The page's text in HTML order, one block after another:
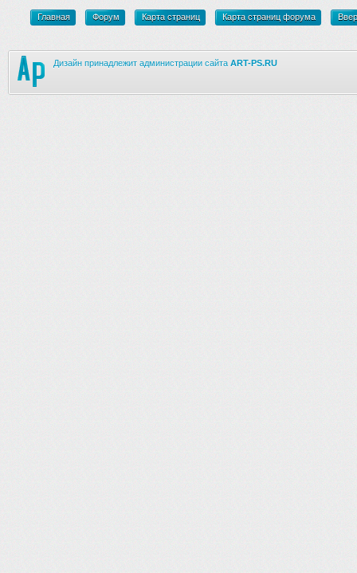
Главная Форум Карта страниц Карта страниц форума
Дизайн принадлежит администрации сайта ART-PS.RU